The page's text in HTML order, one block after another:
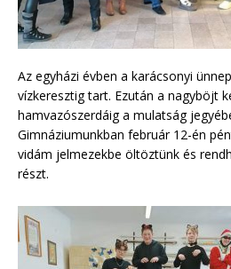
Az egyházi évben a karácsonyi
vízkeresztig tart. Ezután a nagyböjt
hamvazószerdáig a mulatság
Gimnáziumunkban február 12-én
vidám jelmezekbe öltöztünk és
részt.